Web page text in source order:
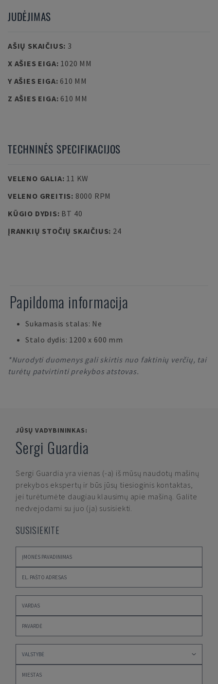
JUDĖJIMAS
AŠIŲ SKAIČIUS: 3
X AŠIES EIGA: 1020 MM
Y AŠIES EIGA: 610 MM
Z AŠIES EIGA: 610 MM
TECHNINĖS SPECIFIKACIJOS
VELENO GALIA: 11 KW
VELENO GREITIS: 8000 RPM
KŪGIO DYDIS: BT 40
ĮRANKIŲ STOČIŲ SKAIČIUS: 24
Papildoma informacija
Sukamasis stalas: Ne
Stalo dydis: 1200 x 600 mm
*Nurodyti duomenys gali skirtis nuo faktinių verčių, tai
turėtų patvirtinti prekybos atstovas.
JŪSŲ VADYBININKAS:
Sergi Guardia
Sergi Guardia yra vienas (-a) iš mūsų naudotų mašinų
prekybos ekspertų ir būs jūsų tiesioginis kontaktas,
jei turėtumėte daugiau klausimų apie mašiną. Galite
nedvejodami su juo (ja) susisiekti.
SUSISIEKITE